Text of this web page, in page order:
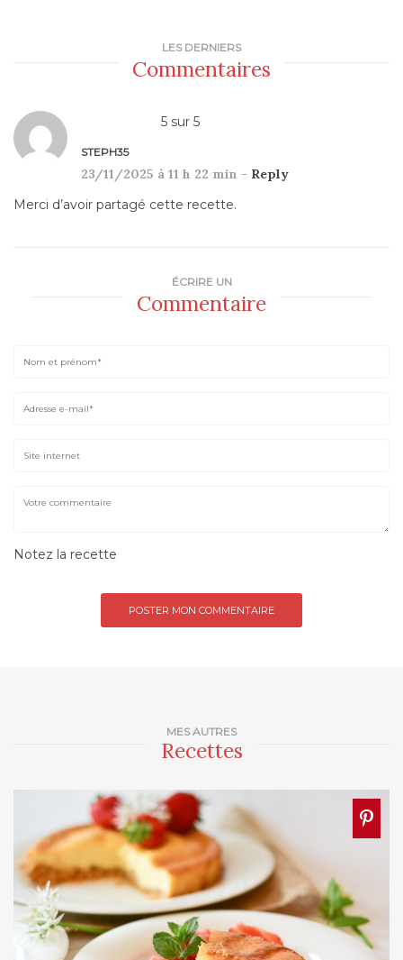
MES AUTRES
Recettes
LES DERNIERS
Commentaires
5 sur 5
STEPH35
23/11/2025 à 11 h 22 min - Reply
Merci d’avoir partagé cette recette.
ÉCRIRE UN
Commentaire
Notez la recette